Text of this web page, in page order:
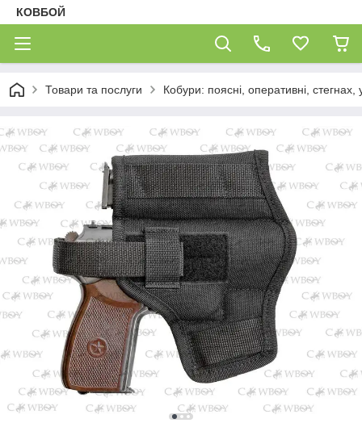
КОВБОЙ
Товари та послуги Кобури: поясні, оперативні, стегнах,